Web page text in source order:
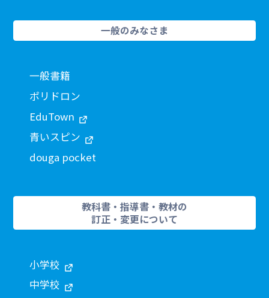
一般のみなさま
一般書籍
ポリドロン
EduTown
青いスピン
douga pocket
教科書・指導書・教材の
訂正・変更について
小学校
中学校